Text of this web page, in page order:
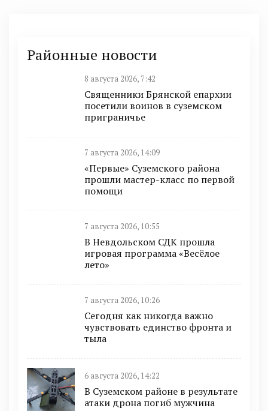
Районные новости
8 августа 2026, 7:42
Священники Брянской епархии
посетили воинов в суземском
приграничье
7 августа 2026, 14:09
«Первые» Суземского района
прошли мастер-класс по первой
помощи
7 августа 2026, 10:55
В Невдольском СДК прошла
игровая программа «Весёлое
лето»
7 августа 2026, 10:26
Сегодня как никогда важно
чувствовать единство фронта и
тыла
6 августа 2026, 14:22
В Суземском районе в результате
атаки дрона погиб мужчина